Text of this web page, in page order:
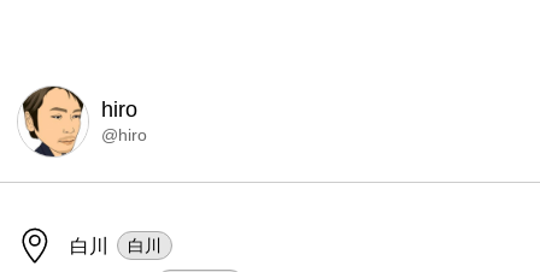
hiro
@hiro
白川 白川